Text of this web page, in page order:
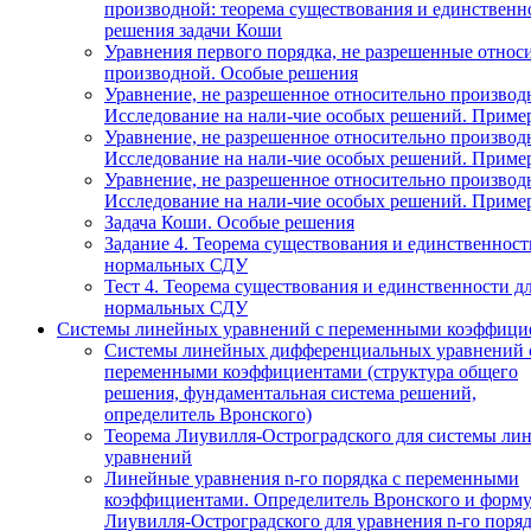
производной: теорема существования и
решения задачи Коши
Уравнения первого порядка, не разрешенные
производной. Особые решения
Уравнение, не разрешенное относительно
Исследование на нали-чие особых решений.
Уравнение, не разрешенное относительно
Исследование на нали-чие особых решений.
Уравнение, не разрешенное относительно
Исследование на нали-чие особых решений.
Задача Коши. Особые решения
Задание 4. Теорема существования и
нормальных СДУ
Тест 4. Теорема существования и единственности
нормальных СДУ
Системы линейных уравнений с переменными
Системы линейных дифференциальных уравнений
переменными коэффициентами (структура общего
решения, фундаментальная система решений,
определитель Вронского)
Теорема Лиувилля-Остроградского для системы
уравнений
Линейные уравнения n-го порядка с переменными
коэффициентами. Определитель Вронского и
Лиувилля-Остроградского для уравнения n-го